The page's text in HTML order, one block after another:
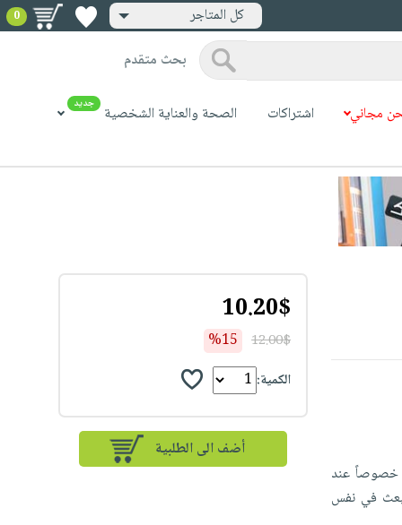
كل المتاجر 0
بحث متقدم
مجاني اشتراكات الصحة والعناية الشخصية جديد
خصوصاً عند
تبعث في نفس
10.20$
12.00$
%15
الكمية:
أضف الى الطلبية